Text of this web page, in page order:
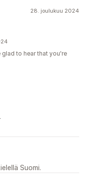
28. joulukuu 2024
to hear that you're
Suomi.